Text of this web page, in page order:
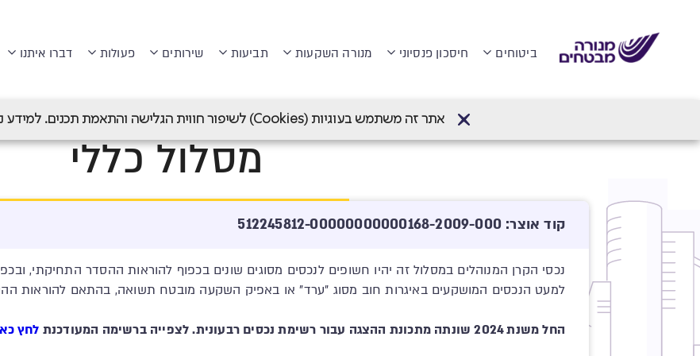
ביטוחים חיסכון פנסיוני מנורה השקעות תביעות שירותים פעולות דברו איתנו
אתר זה משתמש בעוגיות (Cookies) לשיפור חווית הגלישה והתאמת תכנים. למידע נוסף ראהקרן פנסיה מקיפה > מסלולי השקעה פנסיה > מנורה מבטחים פנסיה (לשעבר מבטחים החדשה) >
מסלול כללי
קוד אוצר: 512245812-00000000000168-2009-000
נכסי הקרן המנוהלים במסלול זה יהיו חשופים לנכסים מסוגים שונים בכפוף להוראות ההסדר התחיקתי,
למעט הנכסים המושקעים באיגרות חוב מסוג "ערד" או באפיק השקעה מובטח תשואה, בהתאם להוראות
החל משנת 2024 שונתה מתכונת ההצגה עבור רשימת נכסים רבעונית. לצפייה ברשימה המעודכנת לחץ